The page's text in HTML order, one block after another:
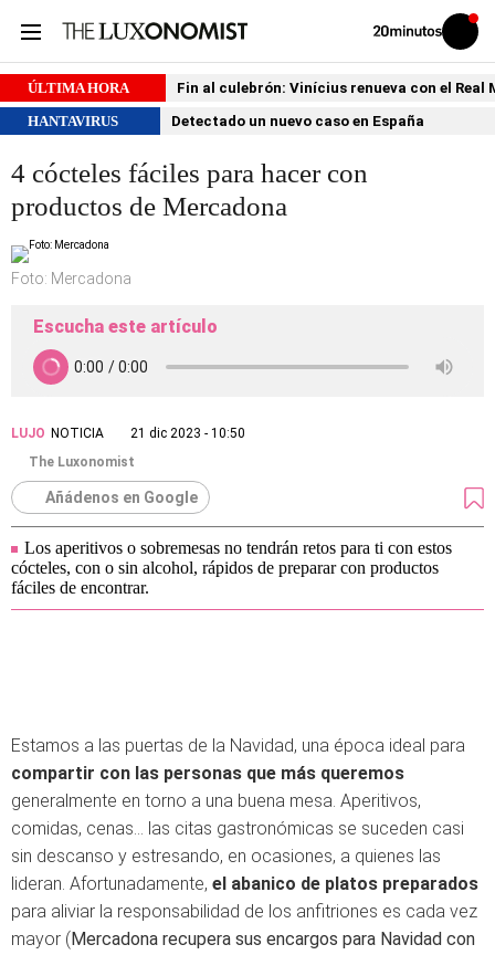
Volver
Iniciar
sesión
ÚLTIMA HORA
Fin al culebrón: Vinícius renueva con el Real
HANTAVIRUS
Detectado un nuevo caso en España
4 cócteles fáciles para hacer con
productos de Mercadona
Foto: Mercadona
Escucha este artículo
LUJO NOTICIA
21 dic 2023 - 10:50
The Luxonomist
Añádenos en Google
Los aperitivos o sobremesas no tendrán retos para ti con estos
cócteles, con o sin alcohol, rápidos de preparar con productos
fáciles de encontrar.
Estamos a las puertas de la Navidad, una época ideal para
compartir con las personas que más queremos
generalmente en torno a una buena mesa. Aperitivos,
comidas, cenas... las citas gastronómicas se suceden casi
sin descanso y estresando, en ocasiones, a quienes las
lideran. Afortunadamente, el abanico de platos preparados
para aliviar la responsabilidad de los anfitriones es cada vez
mayor (Mercadona recupera sus encargos para Navidad con